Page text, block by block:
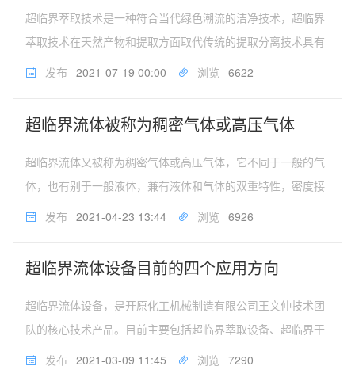
超临界萃取技术是一种符合当代绿色潮流的洁净技术，超临界
萃取技术在天然产物和提取方面取代传统的提取分离技术具有
诱人的应用前景。面对迅速发展的超临界萃取技术和国人对超
趣，尤其是超临界萃取二氧化...
发布 2021-07-19 00:00 浏览 6622
超临界流体被称为稠密气体或高压气体
超临界流体又被称为稠密气体或高压气体，它不同于一般的气
体，也有别于一般液体，兼有液体和气体的双重特性，密度接
近于液体，粘度和扩散系数接近于气体，渗透性好，与液体溶
过程的实现。超临界流体设...
发布 2021-04-23 13:44 浏览 6926
超临界流体设备目前的四个应用方向
超临界流体设备，是开原化工机械制造有限公司王文仲技术团
队的核心技术产品。目前主要包括超临界萃取设备、超临界干
燥设备、超临界染色设备、超临界发泡设备等四个应用方向。
发布 2021-03-09 11:45 浏览 7290